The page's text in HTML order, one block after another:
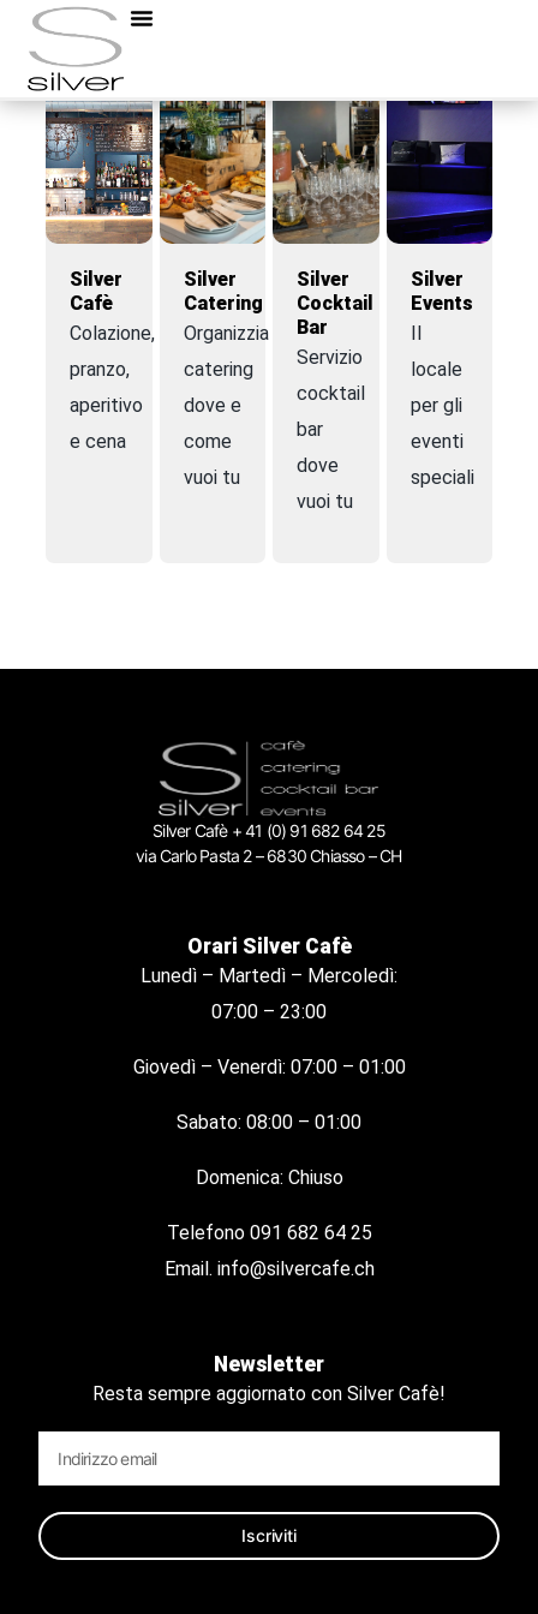
Silver
Cafè
Colazione,
pranzo,
aperitivo
e cena
Silver
Catering
Organizziamo
catering
dove e
come
vuoi tu
Silver
Cocktail
Bar
Servizio
cocktail
bar
dove
vuoi tu
Silver
Events
Il
locale
per gli
eventi
speciali
Silver Cafè + 41 (0) 91 682 64 25
via Carlo Pasta 2 – 6830 Chiasso – CH
Orari Silver Cafè
Lunedì – Martedì – Mercoledì:
07:00 – 23:00
Giovedì – Venerdì: 07:00 – 01:00
Sabato: 08:00 – 01:00
Domenica: Chiuso
Telefono 091 682 64 25
Email. info@silvercafe.ch
Newsletter
Resta sempre aggiornato con Silver Cafè!
Iscriviti